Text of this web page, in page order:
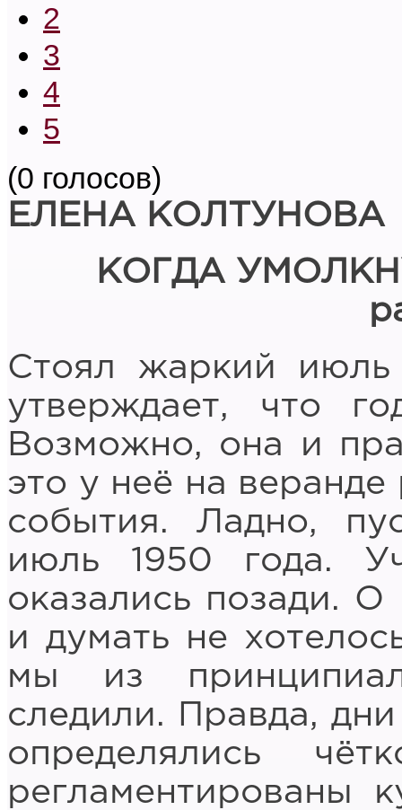
2
3
4
5
(0 голосов)
ЕЛЕНА КОЛТУНОВА
КОГДА
Стоял жаркий июль
утверждает, что
Возможно, она и
это у неё на
события. Ладно,
июль 1950 года.
оказались позади.
и думать не
мы из
следили. Правда,
определялись
регламентированы